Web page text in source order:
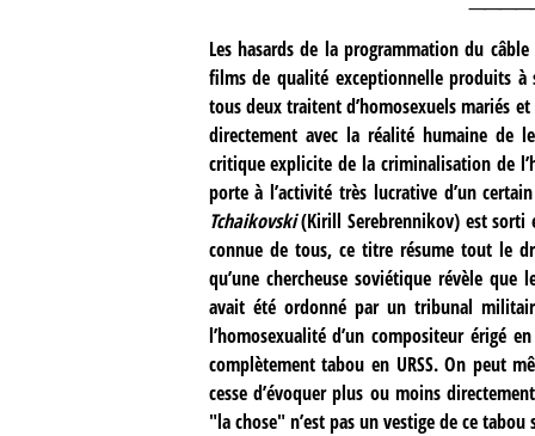
Les hasards de la programmation du
films de qualité exceptionnelle produits à
tous deux traitent d’homosexuels mariés
directement avec la réalité humaine de
critique explicite de la criminalisation de
porte à l’activité très lucrative d’un
Tchaikovski(Kirill Serebrennikov) est sorti
connue de tous, ce titre résume tout le
qu’une chercheuse soviétique révèle que
avait été ordonné par un tribunal
l’homosexualité d’un compositeur érigé
complètement tabou en URSS. On peut
cesse d’évoquer plus ou moins
"la chose" n’est pas un vestige de ce tabou